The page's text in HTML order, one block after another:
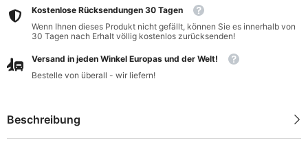
Kostenlose Rücksendungen 30 Tagen
Wenn Ihnen dieses Produkt nicht gefällt, können Sie es innerhalb von
30 Tagen nach Erhalt völlig kostenlos zurücksenden!
Versand in jeden Winkel Europas und der Welt!
Bestelle von überall - wir liefern!
Beschreibung